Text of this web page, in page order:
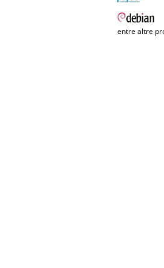
entre altre